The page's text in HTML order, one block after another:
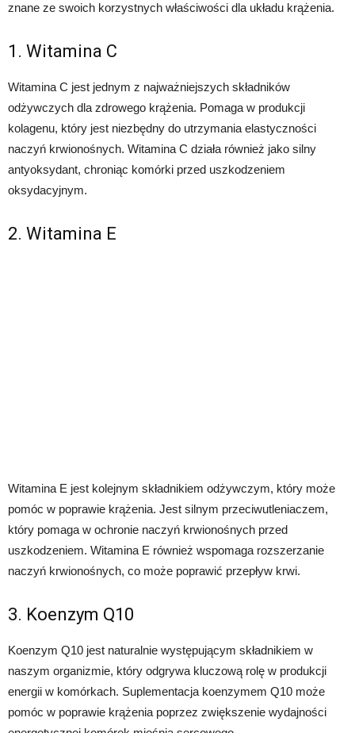
znane ze swoich korzystnych właściwości dla układu krążenia.
1. Witamina C
Witamina C jest jednym z najważniejszych składników
odżywczych dla zdrowego krążenia. Pomaga w produkcji
kolagenu, który jest niezbędny do utrzymania elastyczności
naczyń krwionośnych. Witamina C działa również jako silny
antyoksydant, chroniąc komórki przed uszkodzeniem
oksydacyjnym.
2. Witamina E
Witamina E jest kolejnym składnikiem odżywczym, który może
pomóc w poprawie krążenia. Jest silnym przeciwutleniaczem,
który pomaga w ochronie naczyń krwionośnych przed
uszkodzeniem. Witamina E również wspomaga rozszerzanie
naczyń krwionośnych, co może poprawić przepływ krwi.
3. Koenzym Q10
Koenzym Q10 jest naturalnie występującym składnikiem w
naszym organizmie, który odgrywa kluczową rolę w produkcji
energii w komórkach. Suplementacja koenzymem Q10 może
pomóc w poprawie krążenia poprzez zwiększenie wydajności